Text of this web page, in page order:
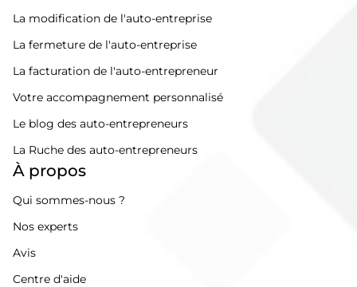
La modification de l'auto-entreprise
La fermeture de l'auto-entreprise
La facturation de l'auto-entrepreneur
Votre accompagnement personnalisé
Le blog des auto-entrepreneurs
La Ruche des auto-entrepreneurs
À propos
Qui sommes-nous ?
Nos experts
Avis
Centre d'aide